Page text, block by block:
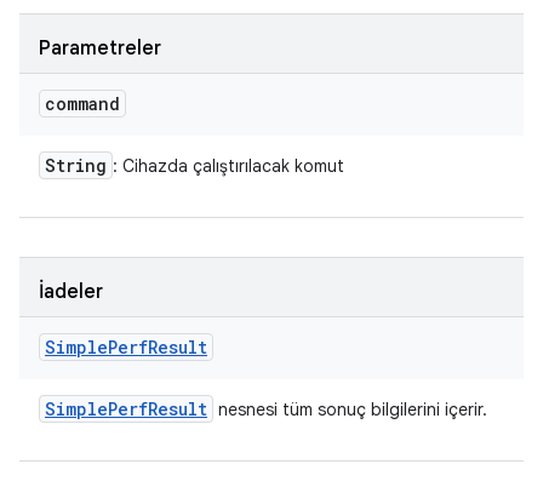
Parametreler
command
String : Cihazda çalıştırılacak komut
İadeler
SimplePerfResult
SimplePerfResult nesnesi tüm sonuç bilgilerini içerir.